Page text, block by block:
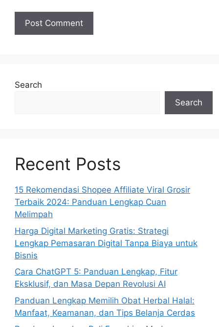
Search
Search
Recent Posts
15 Rekomendasi Shopee Affiliate Viral Grosir
Terbaik 2024: Panduan Lengkap Cuan
Melimpah
Harga Digital Marketing Gratis: Strategi
Lengkap Pemasaran Digital Tanpa Biaya untuk
Bisnis
Cara ChatGPT 5: Panduan Lengkap, Fitur
Eksklusif, dan Masa Depan Revolusi AI
Panduan Lengkap Memilih Obat Herbal Halal:
Manfaat, Keamanan, dan Tips Belanja Cerdas